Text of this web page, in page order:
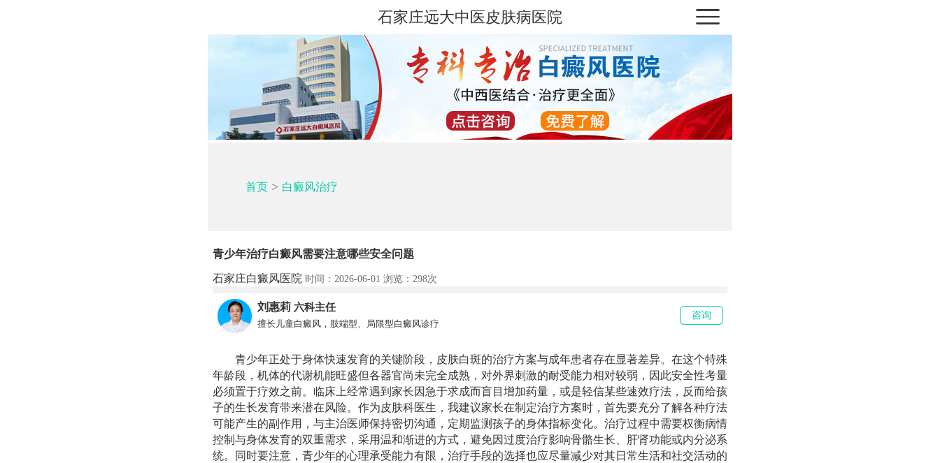
石家庄远大中医皮肤病医院
首页> 白癜风治疗
青少年治疗白癜风需要注意哪些安全问题
石家庄白癜风医院 时间：2026-06-01 浏览： 298次
刘惠莉 六科主任
擅长儿童白癜风，肢端型、局限型白癜风诊疗
咨询
青少年正处于身体快速发育的关键阶段，皮肤白斑的治疗方案与成年患者存在显著差异。在这个特殊
年龄段，机体的代谢机能旺盛但各器官尚未完全成熟，对外界刺激的耐受能力相对较弱，因此安全性考量
必须置于疗效之前。临床上经常遇到家长因急于求成而盲目增加药量，或是轻信某些速效疗法，反而给孩
子的生长发育带来潜在风险。作为皮肤科医生，我建议家长在制定治疗方案时，首先要充分了解各种疗法
可能产生的副作用，与主治医师保持密切沟通，定期监测孩子的身体指标变化。治疗过程中需要权衡病情
控制与身体发育的双重需求，采用温和渐进的方式，避免因过度治疗影响骨骼生长、肝肾功能或内分泌系
统。同时要注意，青少年的心理承受能力有限，治疗手段的选择也应尽量减少对其日常生活和社交活动的